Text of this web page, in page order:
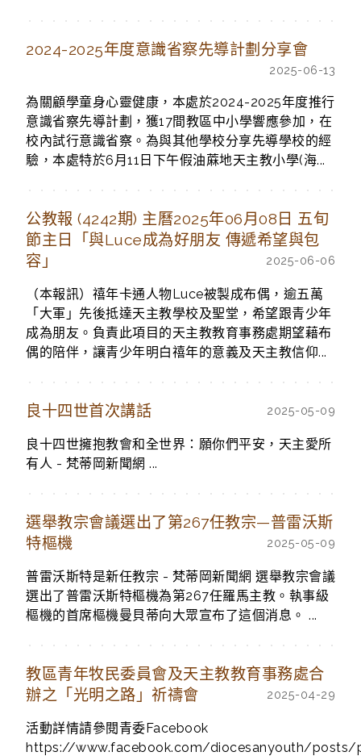
2024-2025年度意識省察先導計劃分享會
2025-06-13
為關顧學童身心靈健康，本處於2024-2025年度推行
意識省察先導計劃，獲17間教區中小學響應參加，在
校內試行意識省察。為與其他學校分享先導學校的經
驗，本處特於6月11日下午假油蔴地天主教小學(海...
公教報 (4242期) 主曆2025年06月08日 五旬
節主日「與Luce成為好朋友 傳遞希望與包
容」
2025-06-06
（本報訊）禧年卡通人物Luce被製成布偶，逾五萬
「大軍」先後抵達天主教學校及聖堂，希望跟青少年
成為朋友。負責此項目的天主教教育事務處期望藉布
偶的陪伴，讓青少年明白禧年的意義及天主教信仰...
良十四世首次講話 2025-05-09
良十四世擁抱教會和全世界：願你們平安，天主愛所
有人 - 梵蒂岡新聞網 ...
選舉教宗會議選出了第267任教宗—普雷沃斯
特樞機
2025-05-09
普雷沃斯特是新任教宗 - 梵蒂岡新聞網 選舉教宗會議
選出了普雷沃斯特樞機為第267任羅馬主教。執事級
樞機的首席樞機曼貝蒂向大眾宣布了這個消息。 ...
教區青年牧民委員會及天主教教育事務處合
辦之「光明之路」祈禱會
2025-04-29
活動詳情請參閱青委Facebook
https://www.facebook.com/diocesanyouth/posts/